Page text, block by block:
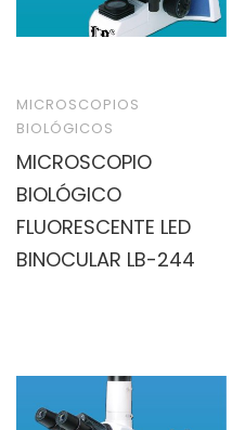
MICROSCOPIOS
BIOLÓGICOS
MICROSCOPIO
BIOLÓGICO
FLUORESCENTE LED
BINOCULAR LB-244